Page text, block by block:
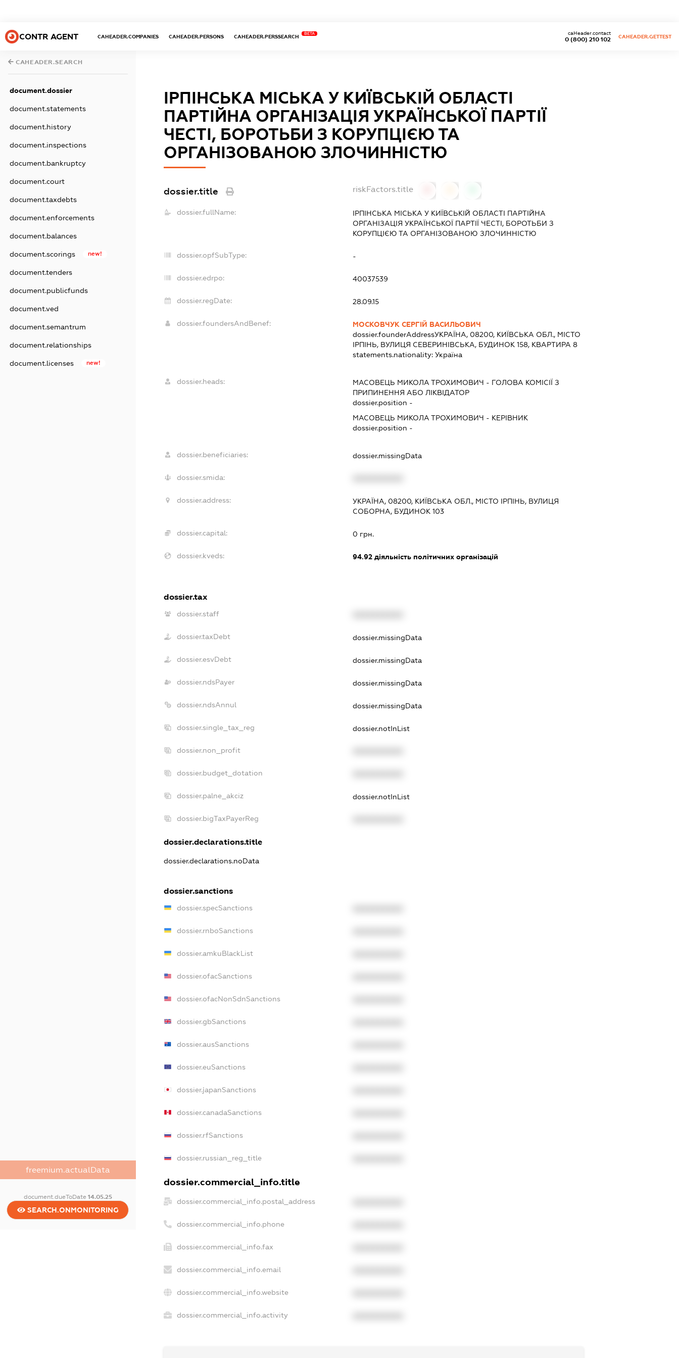
CONTR AGENT CAHEADER.COMPANIES CAHEADER.PERSONS CAHEADER.PERSSEARCH
BETA
0 (800) 210 102
caHeader.contact
CAHEADER.GETTEST
CAHEADER.SEARCH
document.dossier
document.statements
document.history
document.inspections
document.bankruptcy
document.court
document.taxdebts
document.enforcements
document.balances
document.scorings new!
document.tenders
document.publicfunds
document.ved
document.semantrum
document.relationships
document.licenses new!
freemium.actualData
document.dueToDate 14.05.25
SEARCH.ONMONITORING
ІРПІНСЬКА МІСЬКА У КИЇВСЬКІЙ ОБЛАСТІ
ПАРТІЙНА ОРГАНІЗАЦІЯ УКРАЇНСЬКОЇ ПАРТІЇ
ЧЕСТІ, БОРОТЬБИ З КОРУПЦІЄЮ ТА
ОРГАНІЗОВАНОЮ ЗЛОЧИННІСТЮ
dossier.title riskFactors.title
dossier.fullName:
ІРПІНСЬКА МІСЬКА У КИЇВСЬКІЙ ОБЛАСТІ ПАРТІЙНА
ОРГАНІЗАЦІЯ УКРАЇНСЬКОЇ ПАРТІЇ ЧЕСТІ, БОРОТЬБИ З
КОРУПЦІЄЮ ТА ОРГАНІЗОВАНОЮ ЗЛОЧИННІСТЮ
dossier.opfSubType: -
dossier.edrpo: 40037539
dossier.regDate: 28.09.15
dossier.foundersAndBenef:
МОСКОВЧУК СЕРГІЙ ВАСИЛЬОВИЧ
dossier.founderAddressУКРАЇНА, 08200, КИЇВСЬКА ОБЛ., МІСТО
ІРПІНЬ, ВУЛИЦЯ СЕВЕРИНІВСЬКА, БУДИНОК 158, КВАРТИРА 8
statements.nationality: Україна
dossier.heads: МАСОВЕЦЬ МИКОЛА ТРОХИМОВИЧ - ГОЛОВА КОМІСІЇ З
ПРИПИНЕННЯ АБО ЛІКВІДАТОР
dossier.position -
МАСОВЕЦЬ МИКОЛА ТРОХИМОВИЧ - КЕРІВНИК
dossier.position -
dossier.beneficiaries: dossier.missingData
dossier.smida:
dossier.address:
УКРАЇНА, 08200, КИЇВСЬКА ОБЛ., МІСТО ІРПІНЬ, ВУЛИЦЯ
СОБОРНА, БУДИНОК 103
dossier.capital: 0 грн.
dossier.kveds: 94.92діяльність політичних організацій
dossier.tax
dossier.staff
dossier.taxDebt dossier.missingData
dossier.esvDebt dossier.missingData
dossier.ndsPayer dossier.missingData
dossier.ndsAnnul dossier.missingData
dossier.single_tax_reg dossier.notInList
dossier.non_profit
dossier.budget_dotation
dossier.palne_akciz dossier.notInList
dossier.bigTaxPayerReg
dossier.declarations.title
dossier.declarations.noData
dossier.sanctions
dossier.specSanctions
dossier.rnboSanctions
dossier.amkuBlackList
dossier.ofacSanctions
dossier.ofacNonSdnSanctions
dossier.gbSanctions
dossier.ausSanctions
dossier.euSanctions
dossier.japanSanctions
dossier.canadaSanctions
dossier.rfSanctions
dossier.russian_reg_title
dossier.commercial_info.title
dossier.commercial_info.postal_address
dossier.commercial_info.phone
dossier.commercial_info.fax
dossier.commercial_info.email
dossier.commercial_info.website
dossier.commercial_info.activity